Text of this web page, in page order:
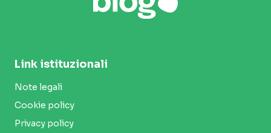
Link istituzionali
Note legali
Cookie policy
Privacy policy